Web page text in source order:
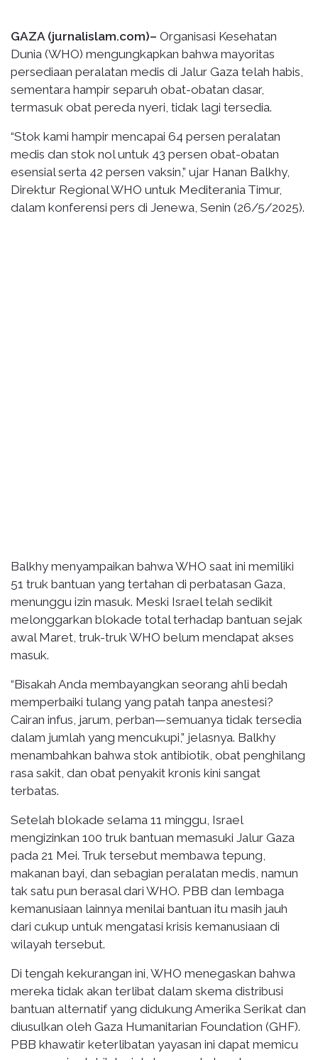
GAZA (jurnalislam.com)– Organisasi Kesehatan
Dunia (WHO) mengungkapkan bahwa mayoritas
persediaan peralatan medis di Jalur Gaza telah habis,
sementara hampir separuh obat-obatan dasar,
termasuk obat pereda nyeri, tidak lagi tersedia.
“Stok kami hampir mencapai 64 persen peralatan
medis dan stok nol untuk 43 persen obat-obatan
esensial serta 42 persen vaksin,” ujar Hanan Balkhy,
Direktur Regional WHO untuk Mediterania Timur,
dalam konferensi pers di Jenewa, Senin (26/5/2025).
Balkhy menyampaikan bahwa WHO saat ini memiliki
51 truk bantuan yang tertahan di perbatasan Gaza,
menunggu izin masuk. Meski Israel telah sedikit
melonggarkan blokade total terhadap bantuan sejak
awal Maret, truk-truk WHO belum mendapat akses
masuk.
“Bisakah Anda membayangkan seorang ahli bedah
memperbaiki tulang yang patah tanpa anestesi?
Cairan infus, jarum, perban—semuanya tidak tersedia
dalam jumlah yang mencukupi,” jelasnya. Balkhy
menambahkan bahwa stok antibiotik, obat penghilang
rasa sakit, dan obat penyakit kronis kini sangat
terbatas.
Setelah blokade selama 11 minggu, Israel
mengizinkan 100 truk bantuan memasuki Jalur Gaza
pada 21 Mei. Truk tersebut membawa tepung,
makanan bayi, dan sebagian peralatan medis, namun
tak satu pun berasal dari WHO. PBB dan lembaga
kemanusiaan lainnya menilai bantuan itu masih jauh
dari cukup untuk mengatasi krisis kemanusiaan di
wilayah tersebut.
Di tengah kekurangan ini, WHO menegaskan bahwa
mereka tidak akan terlibat dalam skema distribusi
bantuan alternatif yang didukung Amerika Serikat dan
diusulkan oleh Gaza Humanitarian Foundation (GHF).
PBB khawatir keterlibatan yayasan ini dapat memicu